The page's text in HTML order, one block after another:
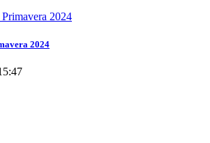
2024